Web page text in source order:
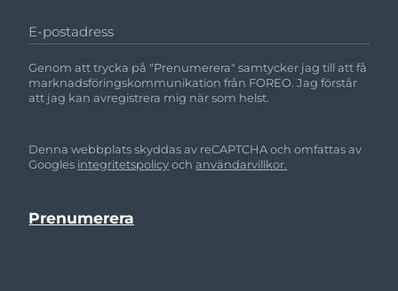
E-postadress
Genom att trycka på "Prenumerera" samtycker jag till att få
marknadsföringskommunikation från FOREO. Jag förstår
att jag kan avregistrera mig när som helst.
Denna webbplats skyddas av reCAPTCHA och omfattas av
Googles integritetspolicyochanvändarvillkor.